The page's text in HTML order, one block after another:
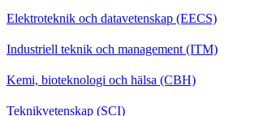
Elektroteknik och datavetenskap (EECS)
Industriell teknik och management (ITM)
Kemi, bioteknologi och hälsa (CBH)
Teknikvetenskap (SCI)